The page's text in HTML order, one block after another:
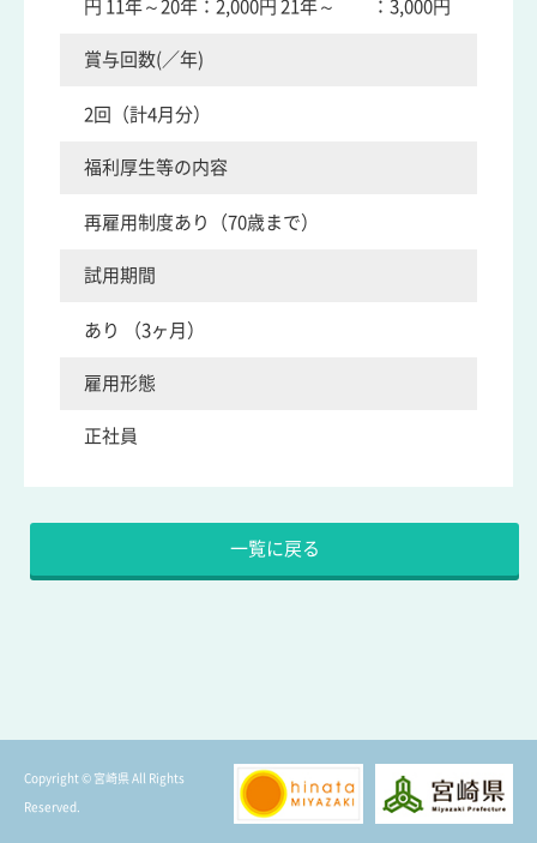
円 11年～20年：2,000円 21年～ ：3,000円
賞与回数(／年)
2回（計4月分）
福利厚生等の内容
再雇用制度あり（70歳まで）
試用期間
あり （3ヶ月）
雇用形態
正社員
Copyright © 宮崎県 All Rights
Reserved.